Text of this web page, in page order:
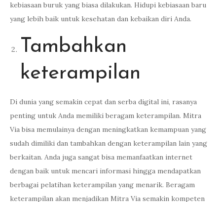
kebiasaan buruk yang biasa dilakukan. Hidupi kebiasaan baru
yang lebih baik untuk kesehatan dan kebaikan diri Anda.
Tambahkan
keterampilan
Di dunia yang semakin cepat dan serba digital ini, rasanya
penting untuk Anda memiliki beragam keterampilan. Mitra
Via bisa memulainya dengan meningkatkan kemampuan yang
sudah dimiliki dan tambahkan dengan keterampilan lain yang
berkaitan. Anda juga sangat bisa memanfaatkan internet
dengan baik untuk mencari informasi hingga mendapatkan
berbagai pelatihan keterampilan yang menarik. Beragam
keterampilan akan menjadikan Mitra Via semakin kompeten